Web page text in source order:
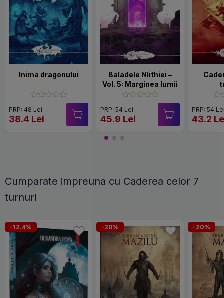
Inima dragonului
PRP: 48 Lei
38.4 Lei
Baladele Nlithiei –
Vol. 5: Marginea lumii
PRP: 54 Lei
45.9 Lei
PRP: 54
43.2
Cumparate impreuna cu Caderea celor 7
turnuri
-12.4% -20% -20%